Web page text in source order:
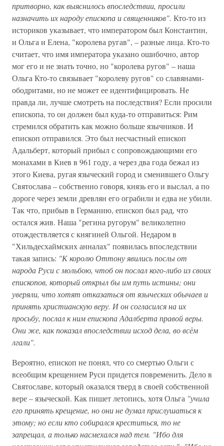
притворно, как выяснилось впоследствии, просили
назначить их народу епископа и священников". Кто-то из
историков указывает, что императором был Константин,
и Ольга и Елена, "королева ругав", – разные лица. Кто-то
считает, что имя императора указано ошибочно, автор
мог его и не знать точно, но "королева ругов" – наша
Ольга Кто-то связывает "королеву ругов" со славянами-
ободритами, но не может ее идентифицировать. Не
правда ли, лучше смотреть на последствия? Если просили
епископа, то он должен был куда-то отправиться: Рим
стремился обратить как можно больше язычников. И
епископ отправился. Это был несчастный епископ
Адальберт, который прибыл с сопровождающими его
монахами в Киев в 961 году, а через два года бежал из
этого Киева, ругая языческий город и сменившего Ольгу
Святослава – собственно говоря, князь его и выслал, а по
дороге через земли древлян его ограбили и едва не убили.
Так что, прибыв в Германию, епископ был рад, что
остался жив. Наша "регина ругорум" великолепно
отождествляется с княгиней Ольгой. Недаром в
"Хильдесхаймских анналах" появилась впоследствии
такая запись: "К королю Оттону явились послы от
народа Руси с мольбою, чтоб он послал кого-либо из своих
епископов, который открыл бы им путь истины; они
уверяли, что хотят отказаться от языческих обычаев и
принять христианскую веру. И он согласился на их
просьбу, послал к ним епископа Адалберта правой веры.
Они же, как показал впоследствии исход дела, во всём
лгали".
Вероятно, епископ не понял, что со смертью Ольги с
всеобщим крещением Руси придется повременить. Дело в
Святославе, который оказался тверд в своей собственной
вере – языческой. Как пишет летопись, хотя Ольга "учила
его принять крещение, но они не думал прислушаться к
этому; но если кто собирался креститься, то не
запрещал, а только насмехался над тем. "Ибо для